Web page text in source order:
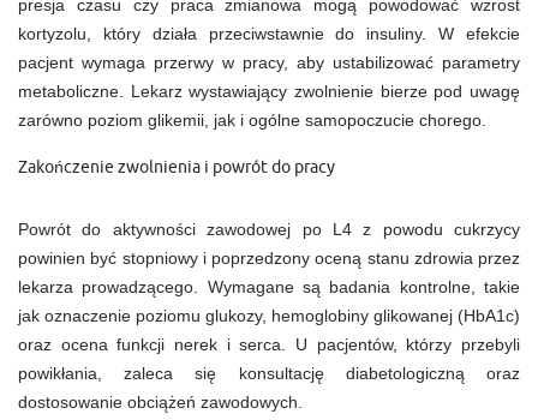
presja czasu czy praca zmianowa mogą powodować wzrost
kortyzolu, który działa przeciwstawnie do insuliny. W efekcie
pacjent wymaga przerwy w pracy, aby ustabilizować parametry
metaboliczne. Lekarz wystawiający zwolnienie bierze pod uwagę
zarówno poziom glikemii, jak i ogólne samopoczucie chorego.
Zakończenie zwolnienia i powrót do pracy
Powrót do aktywności zawodowej po L4 z powodu cukrzycy
powinien być stopniowy i poprzedzony oceną stanu zdrowia przez
lekarza prowadzącego. Wymagane są badania kontrolne, takie
jak oznaczenie poziomu glukozy, hemoglobiny glikowanej (HbA1c)
oraz ocena funkcji nerek i serca. U pacjentów, którzy przebyli
powikłania, zaleca się konsultację diabetologiczną oraz
dostosowanie obciążeń zawodowych.